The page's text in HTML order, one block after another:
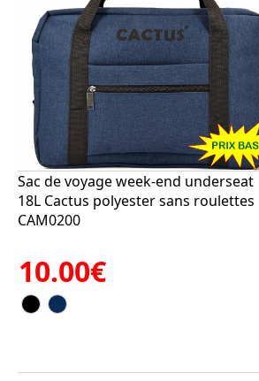
Sac de voyage week-end underseat
18L Cactus polyester sans roulettes
CAM0200
10.00€